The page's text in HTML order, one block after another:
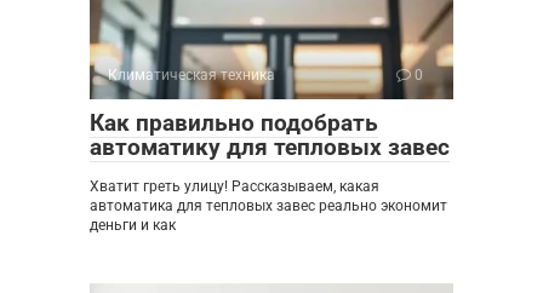
Климатическая техника 0
Как правильно подобрать
автоматику для тепловых завес
Хватит греть улицу! Рассказываем, какая
автоматика для тепловых завес реально экономит
деньги и как